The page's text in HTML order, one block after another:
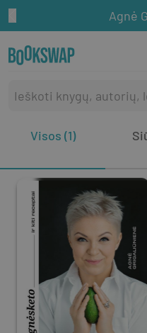
Agnė
Visos (1)